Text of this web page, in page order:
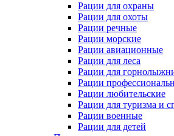
Рации для охраны
Рации для охоты
Рации речные
Рации морские
Рации авиационные
Рации для леса
Рации для
Рации
Рации любительские
Рации для туризма и
Рации военные
Рации для детей